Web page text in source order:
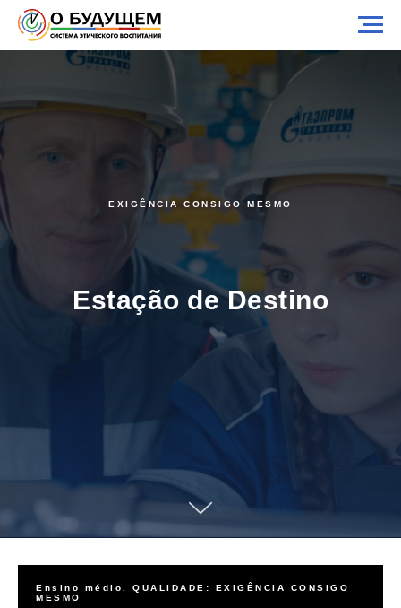
EXIGÊNCIA CONSIGO MESMO
Estação de Destino
Ensino médio. QUALIDADE: EXIGÊNCIA CONSIGO
MESMO